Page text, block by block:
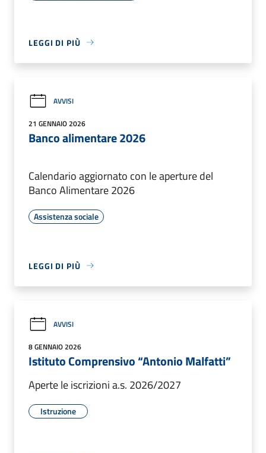
LEGGI DI PIÙ
AVVISI
21 GENNAIO 2026
Banco alimentare 2026
Calendario aggiornato con le aperture del
Banco Alimentare 2026
Assistenza sociale
LEGGI DI PIÙ
AVVISI
8 GENNAIO 2026
Istituto Comprensivo “Antonio Malfatti”
Aperte le iscrizioni a.s. 2026/2027
Istruzione